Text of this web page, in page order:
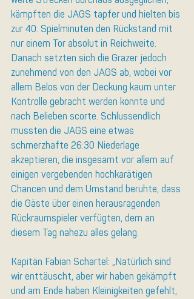
kämpften die JAGS tapfer und hielten bis
zur 40. Spielminuten den Rückstand mit
nur einem Tor absolut in Reichweite.
Danach setzten sich die Grazer jedoch
zunehmend von den JAGS ab, wobei vor
allem Belos von der Deckung kaum unter
Kontrolle gebracht werden konnte und
nach Belieben scorte. Schlussendlich
mussten die JAGS eine etwas
schmerzhafte 26:30 Niederlage
akzeptieren, die insgesamt vor allem auf
einigen vergebenden hochkarätigen
Chancen und dem Umstand beruhte, dass
die Gäste über einen herausragenden
Rückraumspieler verfügten, dem an
diesem Tag nahezu alles gelang.
Kapitän Fabian Schartel: „Natürlich sind
wir enttäuscht, aber wir haben gekämpft
und am Ende haben Kleinigkeiten gefehlt,